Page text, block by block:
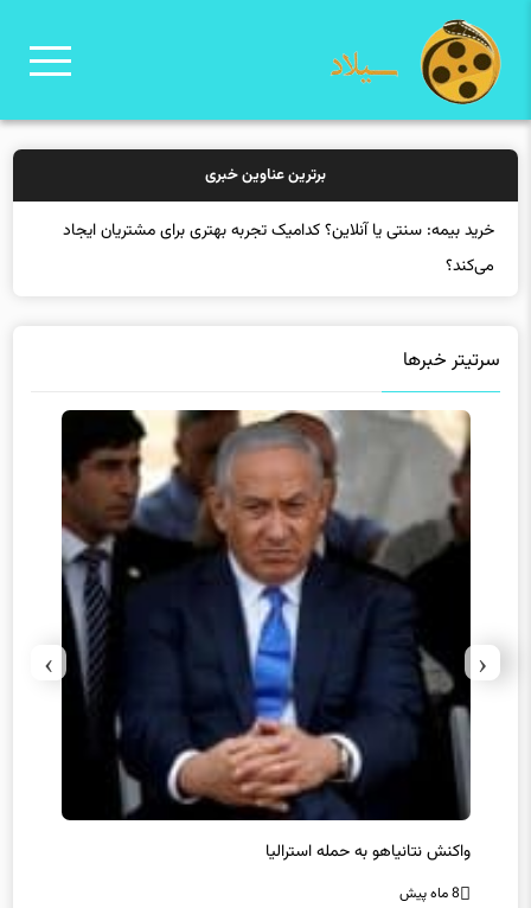
برترین عناوین خبری
خرید بیمه:
واکنش نتانیاهو به حمله استرالیا
8 ماه پیش